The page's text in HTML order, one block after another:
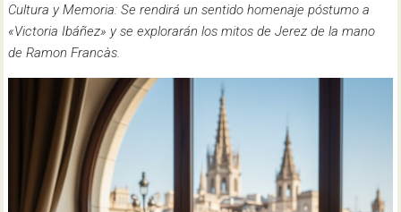
Cultura y Memoria: Se rendirá un sentido homenaje póstumo a
«Victoria Ibáñez» y se explorarán los mitos de Jerez de la mano
de Ramon Francàs.